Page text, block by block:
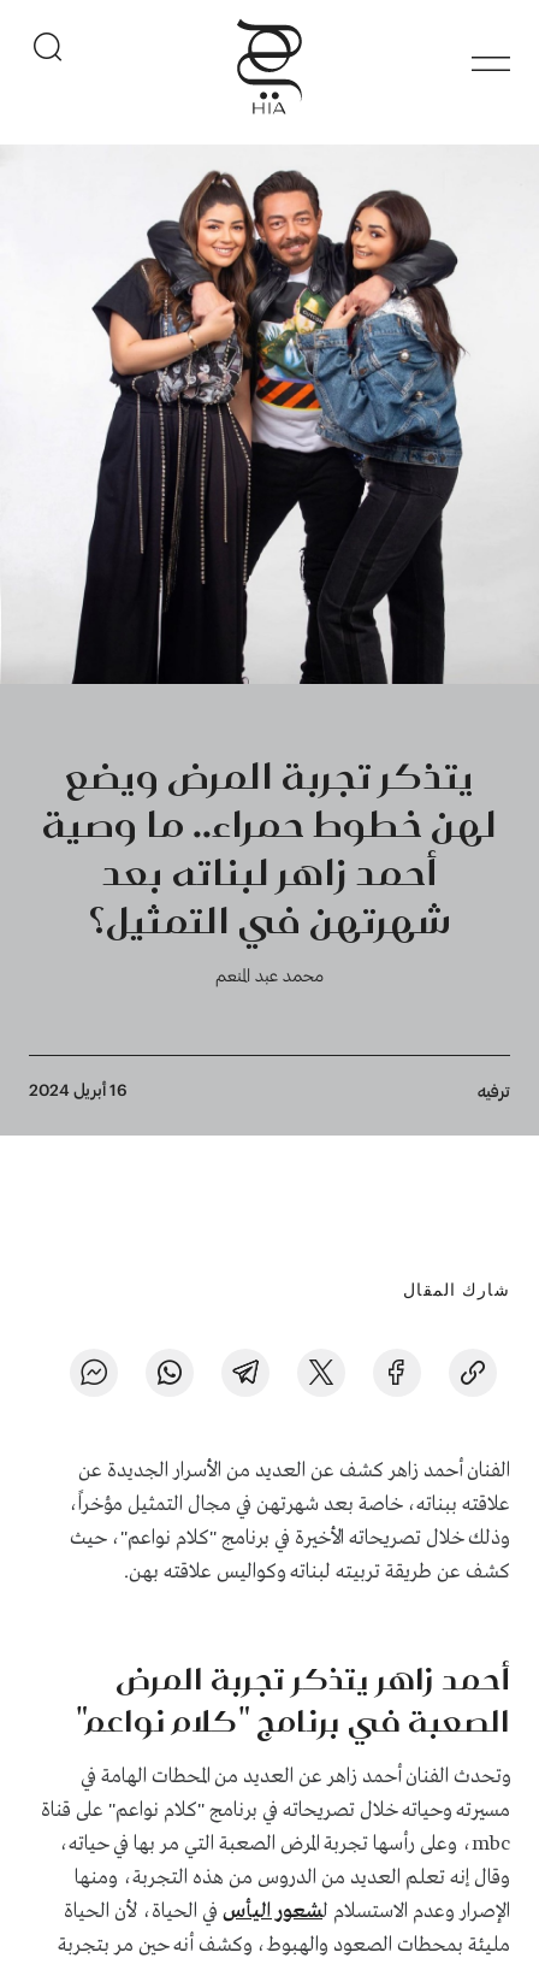
يتذكر تجربة المرض ويضع
لهن خطوط حمراء.. ما وصية
أحمد زاهر لبناته بعد
شهرتهن في التمثيل؟
محمد عبد المنعم
Breadcrumb
ترفيه 16 أبريل 2024
شارك المقال
الفنان أحمد زاهر كشف عن العديد من الأسرار الجديدة عن
علاقته ببناته، خاصة بعد شهرتهن في مجال التمثيل مؤخراً،
وذلك خلال تصريحاته الأخيرة في برنامج "كلام نواعم"، حيث
كشف عن طريقة تربيته لبناته وكواليس علاقته بهن.
أحمد زاهر يتذكر تجربة المرض
الصعبة في برنامج "كلام نواعم"
وتحدث الفنان أحمد زاهر عن العديد من المحطات الهامة في
مسيرته وحياته خلال تصريحاته في برنامج "كلام نواعم" على قناة
mbc، وعلى رأسها تجربة المرض الصعبة التي مر بها في حياته،
وقال إنه تعلم العديد من الدروس من هذه التجربة، ومنها
الإصرار وعدم الاستسلام لشعور اليأس في الحياة، لأن الحياة
مليئة بمحطات الصعود والهبوط، وكشف أنه حين مر بتجربة